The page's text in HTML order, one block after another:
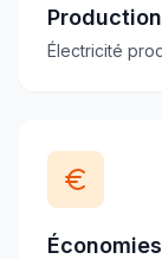
Électricité